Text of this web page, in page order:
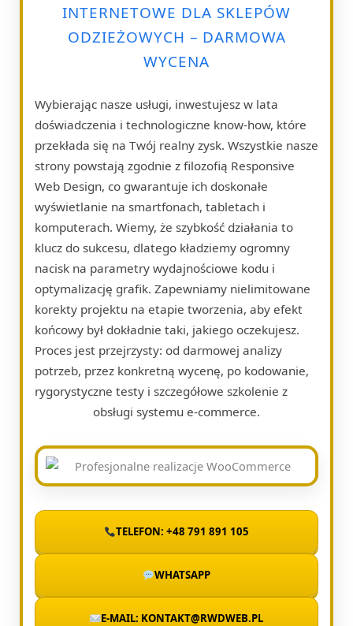
INTERNETOWE DLA SKLEPÓW
ODZIEŻOWYCH – DARMOWA
WYCENA
Wybierając nasze usługi, inwestujesz w lata
doświadczenia i technologiczne know-how, które
przekłada się na Twój realny zysk. Wszystkie nasze
strony powstają zgodnie z filozofią Responsive
Web Design, co gwarantuje ich doskonałe
wyświetlanie na smartfonach, tabletach i
komputerach. Wiemy, że szybkość działania to
klucz do sukcesu, dlatego kładziemy ogromny
nacisk na parametry wydajnościowe kodu i
optymalizację grafik. Zapewniamy nielimitowane
korekty projektu na etapie tworzenia, aby efekt
końcowy był dokładnie taki, jakiego oczekujesz.
Proces jest przejrzysty: od darmowej analizy
potrzeb, przez konkretną wycenę, po kodowanie,
rygorystyczne testy i szczegółowe szkolenie z
obsługi systemu e-commerce.
TELEFON: +48 791 891 105
WHATSAPP
E-MAIL: KONTAKT@RWDWEB.PL